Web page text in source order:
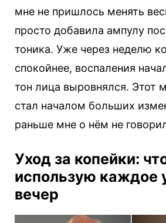
мне не пришлось менять
просто добавила ампулу
тоника. Уже через неделю
спокойнее, воспаления
тон лица выровнялся. Этот
стал началом больших
раньше мне о нём не
Уход за копейки:
использую каждое
вечер